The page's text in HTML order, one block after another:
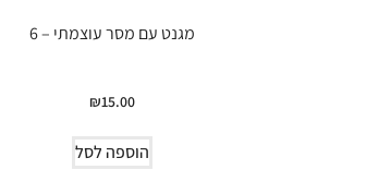
מגנט עם מסר עוצמתי – 6
₪15.00
הוספה לסל